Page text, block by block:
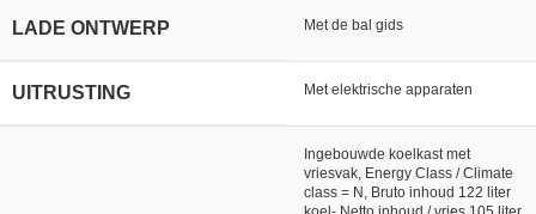
LADE ONTWERP Met de bal gids
UITRUSTING Met elektrische apparaten
Ingebouwde koelkast met
vriesvak, Energy Class / Climate
class = N, Bruto inhoud 122 liter